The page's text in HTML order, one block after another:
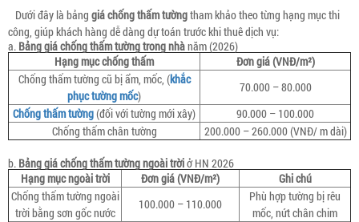
Dưới đây là bảng giá chống thấm tườngtham khảo theo từng hạng mục thi
công, giúp khách hàng dễ dàng dự toán trước khi thuê dịch vụ:
a. Bảng giá chống thấm tường trong nhànăm (2026)
Hạng mục chống thấm
Đơn giá (VNĐ/m²)
Chống thấm tường cũ bị ẩm, mốc, (khắc
phục tường mốc)
70.000 – 80.000
Chống thấm tường(đối với tường mới xây)
90.000 – 100.000
Chống thấm chân tường
200.000 – 260.000 (VNĐ/ m dài)
b. Bảng giá chống thấm tường ngoài trờiở HN 2026
Hạng mục ngoài trời
Đơn giá (VNĐ/m²)
Ghi chú
Chống thấm tường ngoài
trời bằng sơn gốc nước
100.000 – 110.000
Phù hợp tường bị rêu
mốc, nứt chân chim